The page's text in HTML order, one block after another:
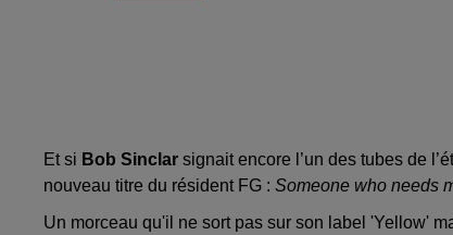
Et si Bob Sinclar signait encore l’un des tubes de
nouveau titre du résident FG : Someone who needs
Un morceau qu'il ne sort pas sur son label 'Yellow'